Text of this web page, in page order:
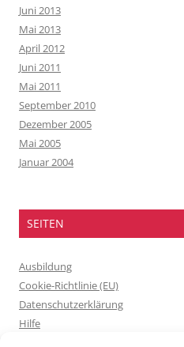
Juni 2013
Mai 2013
April 2012
Juni 2011
Mai 2011
September 2010
Dezember 2005
Mai 2005
Januar 2004
SEITEN
Ausbildung
Cookie-Richtlinie (EU)
Datenschutzerklärung
Hilfe